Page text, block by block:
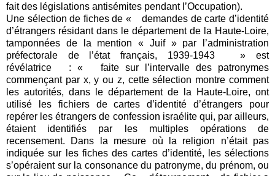
fait des législations antisémites pendant l’Occupation).
Une sélection de fiches de « demandes de carte d’identité
d’étrangers résidant dans le département de la Haute-Loire,
tamponnées de la mention « Juif » par l’administration
préfectorale de l’état français, 1939-1943 » est
révélatrice : « faite sur l’intervalle des patronymes
commençant par x, y ou z, cette sélection montre comment
les autorités, dans le département de la Haute-Loire, ont
utilisé les fichiers de cartes d’identité d’étrangers pour
repérer les étrangers de confession israélite qui, par ailleurs,
étaient identifiés par les multiples opérations de
recensement. Dans la mesure où la religion n’était pas
indiquée sur les fiches des cartes d’identité, les sélections
s’opéraient sur la consonance du patronyme, du prénom, ou